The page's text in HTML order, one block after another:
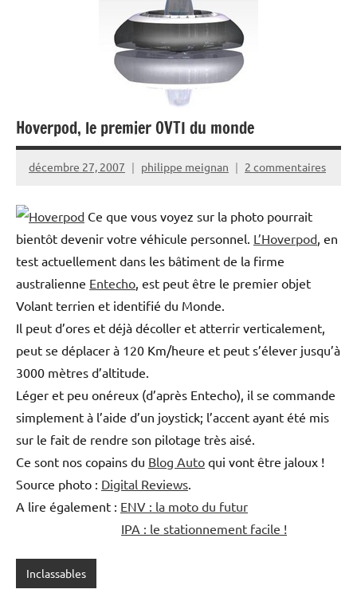
Hoverpod, le premier OVTI du monde
décembre 27, 2007 philippe meignan 2 commentaires
Ce que vous voyez sur la photo pourrait
bientôt devenir votre véhicule personnel. L’Hoverpod , en
test actuellement dans les bâtiment de la firme
australienne Entecho , est peut être le premier objet
Volant terrien et identifié du Monde.
Il peut d’ores et déjà décoller et atterrir verticalement,
peut se déplacer à 120 Km/heure et peut s’élever jusqu’à
3000 mètres d’altitude.
Léger et peu onéreux (d’après Entecho), il se commande
simplement à l’aide d’un joystick; l’accent ayant été mis
sur le fait de rendre son pilotage très aisé.
Ce sont nos copains du Blog Auto qui vont être jaloux !
Source photo : Digital Reviews
A lire également : ENV : la moto du futur
IPA : le stationnement facile !
Inclassables